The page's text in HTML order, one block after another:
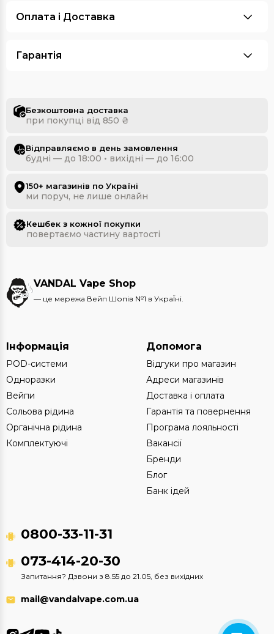
Оплата i Доставка
Гарантія
Безкоштовна доставка
при покупці від 850 ₴
Відправляємо в день замовлення
будні — до 18:00 • вихідні — до 16:00
150+ магазинів по Україні
ми поруч, не лише онлайн
Кешбек з кожної покупки
повертаємо частину вартості
VANDAL Vape Shop
— це мережа Вейп Шопів №1 в УкраЇні.
Інформація
POD-системи
Одноразки
Вейпи
Сольова рідина
Органічна рідина
Комплектуючі
Допомога
Відгуки про магазин
Адреси магазинів
Доставка і оплата
Гарантія та повернення
Програма лояльності
Вакансії
Бренди
Блог
Банк ідей
0800-33-11-31
073-414-20-30
Запитання? Дзвони з 8.55 до 21.05, без вихідних
mail@vandalvape.com.ua